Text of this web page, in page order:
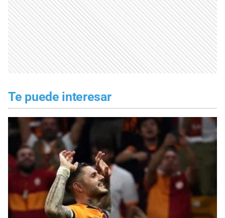
Te puede interesar